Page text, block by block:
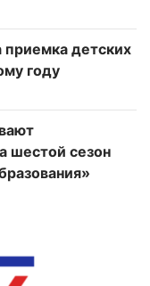
приемка детских
году
шестой сезон